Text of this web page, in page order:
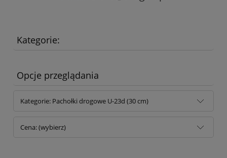
Kategorie:
Opcje przeglądania
Kategorie: Pachołki drogowe U-23d (30 cm)
Cena: (wybierz)